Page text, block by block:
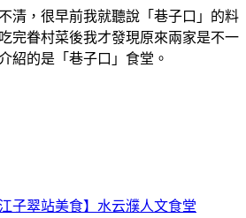
清，很早前我就聽說「巷子口」的料
完眷村菜後我才發現原來兩家是不一
紹的是「巷子口」食堂。
子翠站美食】水云濮人文食堂